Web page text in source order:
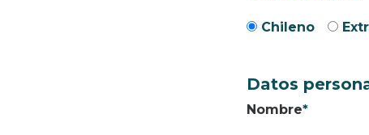
Chileno
Datos
Nombre*